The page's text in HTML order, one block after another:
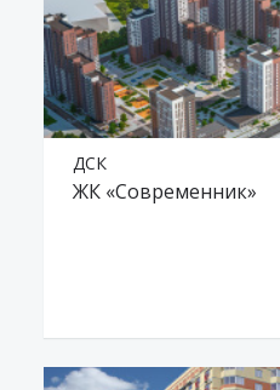
ДСК
ЖК «Современник»